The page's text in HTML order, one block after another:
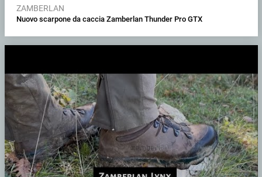
ZAMBERLAN
Nuovo scarpone da caccia Zamberlan Thunder Pro GTX